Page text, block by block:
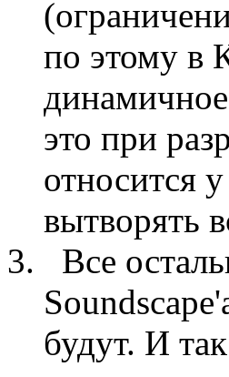
по этому в
это при
относится
вытворять
Все
будут. И